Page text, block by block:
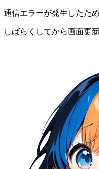
通信エラーが発生したため
しばらくしてから画面更